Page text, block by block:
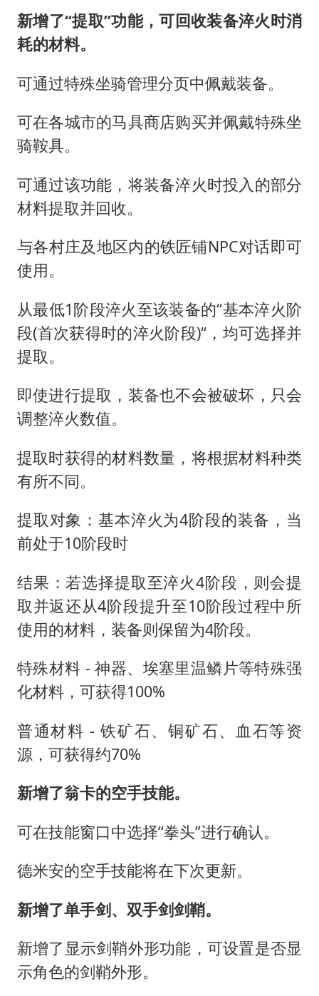
新增了“提取”功能，可回收装备淬火时消
耗的材料。
可通过特殊坐骑管理分页中佩戴装备。
可在各城市的马具商店购买并佩戴特殊坐
骑鞍具。
可通过该功能，将装备淬火时投入的部分
材料提取并回收。
与各村庄及地区内的铁匠铺NPC对话即可
使用。
从最低1阶段淬火至该装备的“基本淬火阶
段(首次获得时的淬火阶段)“，均可选择并
提取。
即使进行提取，装备也不会被破坏，只会
调整淬火数值。
提取时获得的材料数量，将根据材料种类
有所不同。
提取对象：基本淬火为4阶段的装备，当
前处于10阶段时
结果：若选择提取至淬火4阶段，则会提
取并返还从4阶段提升至10阶段过程中所
使用的材料，装备则保留为4阶段。
特殊材料 - 神器、埃塞里温鳞片等特殊强
化材料，可获得100%
普通材料 - 铁矿石、铜矿石、血石等资
源，可获得约70%
新增了翁卡的空手技能。
可在技能窗口中选择“拳头”进行确认。
德米安的空手技能将在下次更新。
新增了单手剑、双手剑剑鞘。
新增了显示剑鞘外形功能，可设置是否显
示角色的剑鞘外形。